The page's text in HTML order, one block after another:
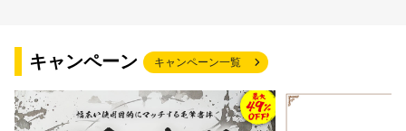
キャンペーン キャンペーン一覧